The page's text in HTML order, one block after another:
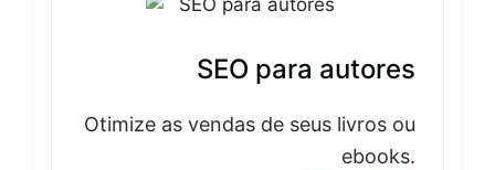
SEO para autores
Otimize as vendas de seus livros ou
ebooks.